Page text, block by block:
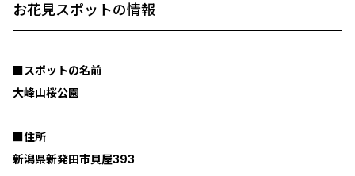
お花見スポットの情報
■スポットの名前
大峰山桜公園
■住所
新潟県新発田市貝屋393